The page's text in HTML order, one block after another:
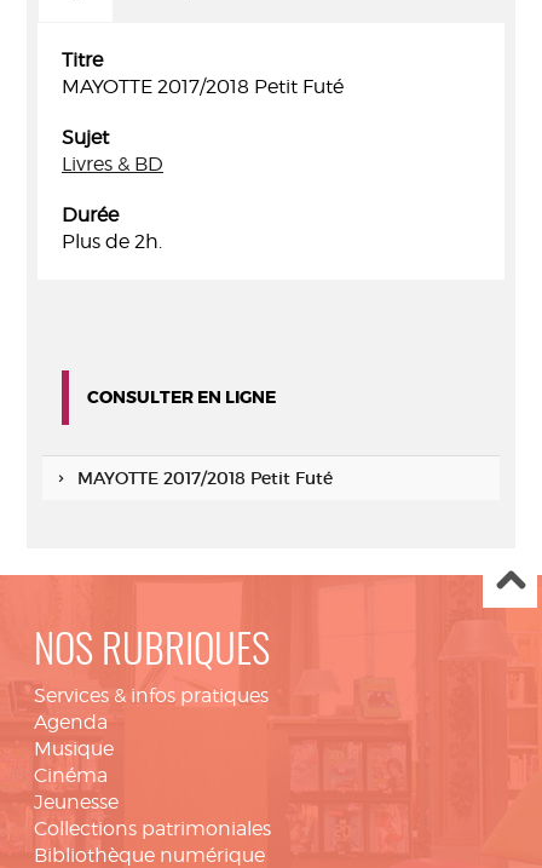
Titre
MAYOTTE 2017/2018 Petit Futé
Sujet
Livres & BD
Durée
Plus de 2h.
CONSULTER EN LIGNE
MAYOTTE 2017/2018 Petit Futé
NOS RUBRIQUES
Services & infos pratiques
Agenda
Musique
Cinéma
Jeunesse
Collections patrimoniales
Bibliothèque numérique